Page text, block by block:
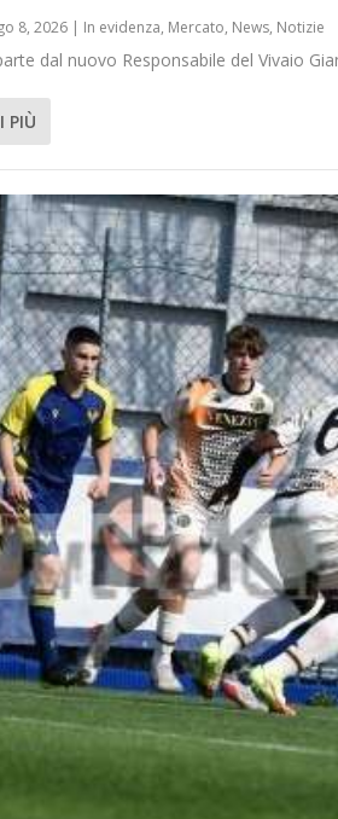
8, 2026 | In evidenza, Mercato, News, Notizie
dal nuovo Responsabile del Vivaio
PIÙ